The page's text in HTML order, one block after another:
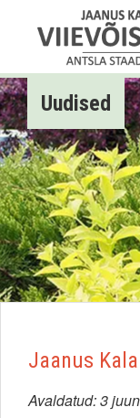
Uudised
Jaanus
Avaldatud: 3